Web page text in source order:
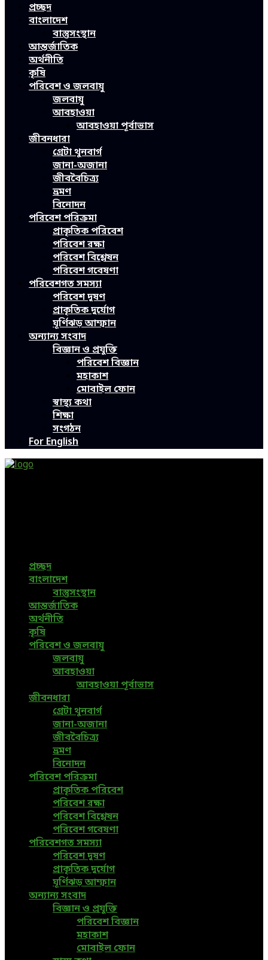
প্রচ্ছদ
বাংলাদেশ
বাস্তুসংস্থান
আন্তর্জাতিক
অর্থনীতি
কৃষি
পরিবেশ ও জলবায়ু
জলবায়ু
আবহাওয়া
আবহাওয়া পূর্বাভাস
জীবনধারা
গ্রেটা থুনবার্গ
জানা-অজানা
জীববৈচিত্র্য
ভ্রমণ
বিনোদন
পরিবেশ পরিক্রমা
প্রাকৃতিক পরিবেশ
পরিবেশ রক্ষা
পরিবেশ বিশ্লেষন
পরিবেশ গবেষণা
পরিবেশগত সমস্যা
পরিবেশ দূষণ
প্রাকৃতিক দুর্যোগ
ঘূর্ণিঝড় আম্ফান
অন্যান্য সংবাদ
বিজ্ঞান ও প্রযুক্তি
পরিবেশ বিজ্ঞান
মহাকাশ
মোবাইল ফোন
স্বাস্থ্য কথা
শিক্ষা
সংগঠন
For English
প্রচ্ছদ
বাংলাদেশ
বাস্তুসংস্থান
আন্তর্জাতিক
অর্থনীতি
কৃষি
পরিবেশ ও জলবায়ু
জলবায়ু
আবহাওয়া
আবহাওয়া পূর্বাভাস
জীবনধারা
গ্রেটা থুনবার্গ
জানা-অজানা
জীববৈচিত্র্য
ভ্রমণ
বিনোদন
পরিবেশ পরিক্রমা
প্রাকৃতিক পরিবেশ
পরিবেশ রক্ষা
পরিবেশ বিশ্লেষন
পরিবেশ গবেষণা
পরিবেশগত সমস্যা
পরিবেশ দূষণ
প্রাকৃতিক দুর্যোগ
ঘূর্ণিঝড় আম্ফান
অন্যান্য সংবাদ
বিজ্ঞান ও প্রযুক্তি
পরিবেশ বিজ্ঞান
মহাকাশ
মোবাইল ফোন